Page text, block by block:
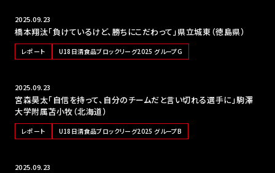
2025.09.23
橋本翔汰「負けているけど、勝ちにこだわって」県立城東（徳島県）
レポート U18日清食品ブロックリーグ2025 グループG
2025.09.23
宮森昊太「自信を持って、自分のチームだと言い切れる選手に」駒澤
大学附属苫小牧（北海道）
レポート U18日清食品ブロックリーグ2025 グループB
2025.09.23